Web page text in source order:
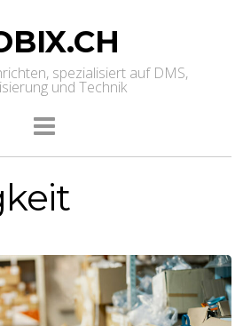
spezialisiert auf DMS,
und Technik